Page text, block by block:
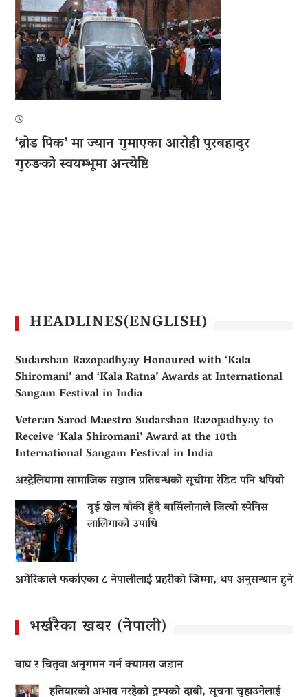
‘ब्रोड पिक’ मा ज्यान गुमाएका आराेही पुरबहादुर
गुरुङको स्वयम्भूमा अन्त्येष्टि
HEADLINES(ENGLISH)
Sudarshan Razopadhyay Honoured with ‘Kala
Shiromani’ and ‘Kala Ratna’ Awards at International
Sangam Festival in India
Veteran Sarod Maestro Sudarshan Razopadhyay to
Receive ‘Kala Shiromani’ Award at the 10th
International Sangam Festival in India
अस्ट्रेलियामा सामाजिक सञ्जाल प्रतिबन्धको सूचीमा रेडिट पनि थपियो
दुई खेल बाँकी हुँदै बार्सिलोनाले जित्यो स्पेनिस
लालिगाको उपाधि
अमेरिकाले फर्काएका ८ नेपालीलाई प्रहरीको जिम्मा, थप अनुसन्धान हुने
भर्खरैका खबर (नेपाली)
बाघ र चितुवा अनुगमन गर्न क्यामरा जडान
हतियारको अभाव नरहेको ट्रम्पको दाबी, सूचना चुहाउनेलाई